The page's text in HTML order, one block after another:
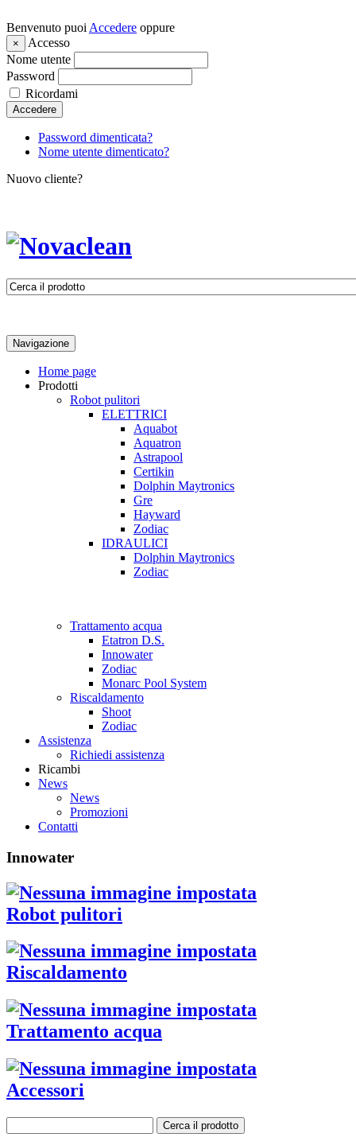
Benvenuto puoi Accedere oppure
×
Accesso
Nome utente
Password
Ricordami
Accedere
Password dimenticata?
Nome utente dimenticato?
Nuovo cliente?
Navigazione
Home page
Prodotti
Robot pulitori
ELETTRICI
Aquabot
Aquatron
Astrapool
Certikin
Dolphin Maytronics
Gre
Hayward
Zodiac
IDRAULICI
Dolphin Maytronics
Zodiac
Trattamento acqua
Etatron D.S.
Innowater
Zodiac
Monarc Pool System
Riscaldamento
Shoot
Zodiac
Assistenza
Richiedi assistenza
Ricambi
News
News
Promozioni
Contatti
Innowater
Robot pulitori
Riscaldamento
Trattamento acqua
Accessori